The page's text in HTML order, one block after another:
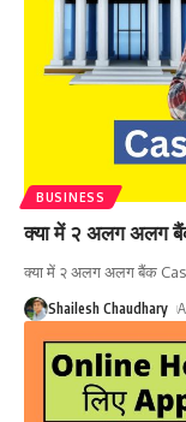
BUSINESS
क्या में २ अलग अलग
क्या में २ अलग अलग बैंक
Shailesh Chaudhary